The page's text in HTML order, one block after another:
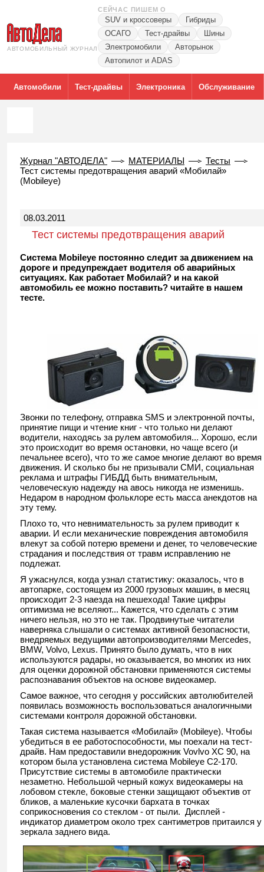
АВТОМОБИЛЬНЫЙ ЖУРНАЛ
СЕЙЧАС ПИШЕМ О
SUV и кроссоверы
Гибриды
ОСАГО
Тест-драйвы
Шины
Электромобили
Авторынок
Автопилот и ADAS
Автомобили Тест-драйвы Электроника Обслуживание
Журнал "АВТОДЕЛА" МАТЕРИАЛЫ
Тесты
Тест системы предотвращения аварий «Мобилай»
(Mobileye)
08.03.2011
Тест системы предотвращения аварий
«Мобилай» (Mobileye)
Система Mobileye постоянно следит за движением на
дороге и предупреждает водителя об аварийных
ситуациях. Как работает Мобилай? и на какой
автомобиль ее можно поставить? читайте в нашем
тесте.
Звонки по телефону, отправка SMS и электронной почты,
принятие пищи и чтение книг - что только ни делают
водители, находясь за рулем автомобиля... Хорошо, если
это происходит во время остановки, но чаще всего (и
печальнее всего), что то же самое многие делают во время
движения. И сколько бы не призывали СМИ, социальная
реклама и штрафы ГИБДД быть внимательным,
человеческую надежду на авось никогда не изменишь.
Недаром в народном фольклоре есть масса анекдотов на
эту тему.
Плохо то, что невнимательность за рулем приводит к
аварии. И если механические повреждения автомобиля
влекут за собой потерю времени и денег, то человеческие
страдания и последствия от травм исправлению не
подлежат.
Я ужаснулся, когда узнал статистику: оказалось, что в
автопарке, состоящем из 2000 грузовых машин, в месяц
происходит 2-3 наезда на пешехода! Такие цифры
оптимизма не вселяют... Кажется, что сделать с этим
ничего нельзя, но это не так. Продвинутые читатели
наверняка слышали о системах активной безопасности,
внедряемых ведущими автопроизводителями Mercedes,
BMW, Volvo, Lexus. Принято было думать, что в них
используются радары, но оказывается, во многих из них
для оценки дорожной обстановки применяются системы
распознавания объектов на основе видеокамер.
Самое важное, что сегодня у российских автолюбителей
появилась возможность воспользоваться аналогичными
системами контроля дорожной обстановки.
Такая система называется «Мобилай» (Mobileye). Чтобы
убедиться в ее работоспособности, мы поехали на тест-
драйв. Нам предоставили внедорожник Vovlvo XC 90, на
котором была установлена система Mobileye C2-170.
Присутствие системы в автомобиле практически
незаметно. Небольшой черный кожух видеокамеры на
лобовом стекле, боковые стенки защищают объектив от
бликов, а маленькие кусочки бархата в точках
соприкосновения со стеклом - от пыли. Дисплей -
индикатор диаметром около трех сантиметров притаился у
зеркала заднего вида.